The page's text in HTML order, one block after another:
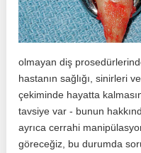
olmayan diş
hastanın sağlığı, sinirleri
çekiminde hayatta
tavsiye var - bunun
ayrıca cerrahi
göreceğiz, bu durumda